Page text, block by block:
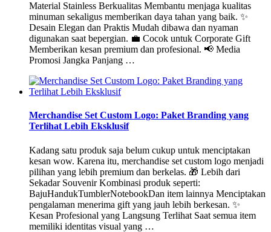
Material Stainless Berkualitas Membantu menjaga kualitas
minuman sekaligus memberikan daya tahan yang baik. ✨
Desain Elegan dan Praktis Mudah dibawa dan nyaman
digunakan saat bepergian. 💼 Cocok untuk Corporate Gift
Memberikan kesan premium dan profesional. 📢 Media
Promosi Jangka Panjang …
Merchandise Set Custom Logo: Paket Branding yang
Terlihat Lebih Eksklusif
Kadang satu produk saja belum cukup untuk menciptakan
kesan wow. Karena itu, merchandise set custom logo menjadi
pilihan yang lebih premium dan berkelas. 🎁 Lebih dari
Sekadar Souvenir Kombinasi produk seperti:
BajuHandukTumblerNotebookDan item lainnya Menciptakan
pengalaman menerima gift yang jauh lebih berkesan. ✨
Kesan Profesional yang Langsung Terlihat Saat semua item
memiliki identitas visual yang …